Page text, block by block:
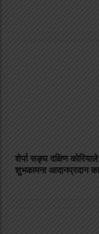
शेर्पा सङ्घ दक्षिण
शुभकामना आदानप्रदान